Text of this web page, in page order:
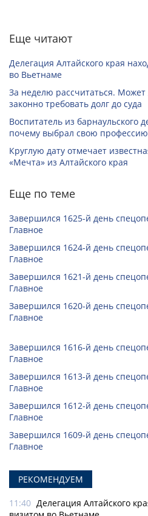
Еще читают
Делегация Алтайского края
во Вьетнаме
За неделю рассчитаться.
законно требовать долг до суда
Воспитатель из барнаульского
почему выбрал свою профессию
Круглую дату отмечает
«Мечта» из Алтайского края
Еще по теме
Завершился 1625-й день
Главное
Завершился 1624-й день
Главное
Завершился 1621-й день
Главное
Завершился 1620-й день
Главное
Завершился 1616-й день
Главное
Завершился 1613-й день
Главное
Завершился 1612-й день
Главное
Завершился 1609-й день
Главное
РЕКОМЕНДУЕМ
11:40 Делегация Алтайского